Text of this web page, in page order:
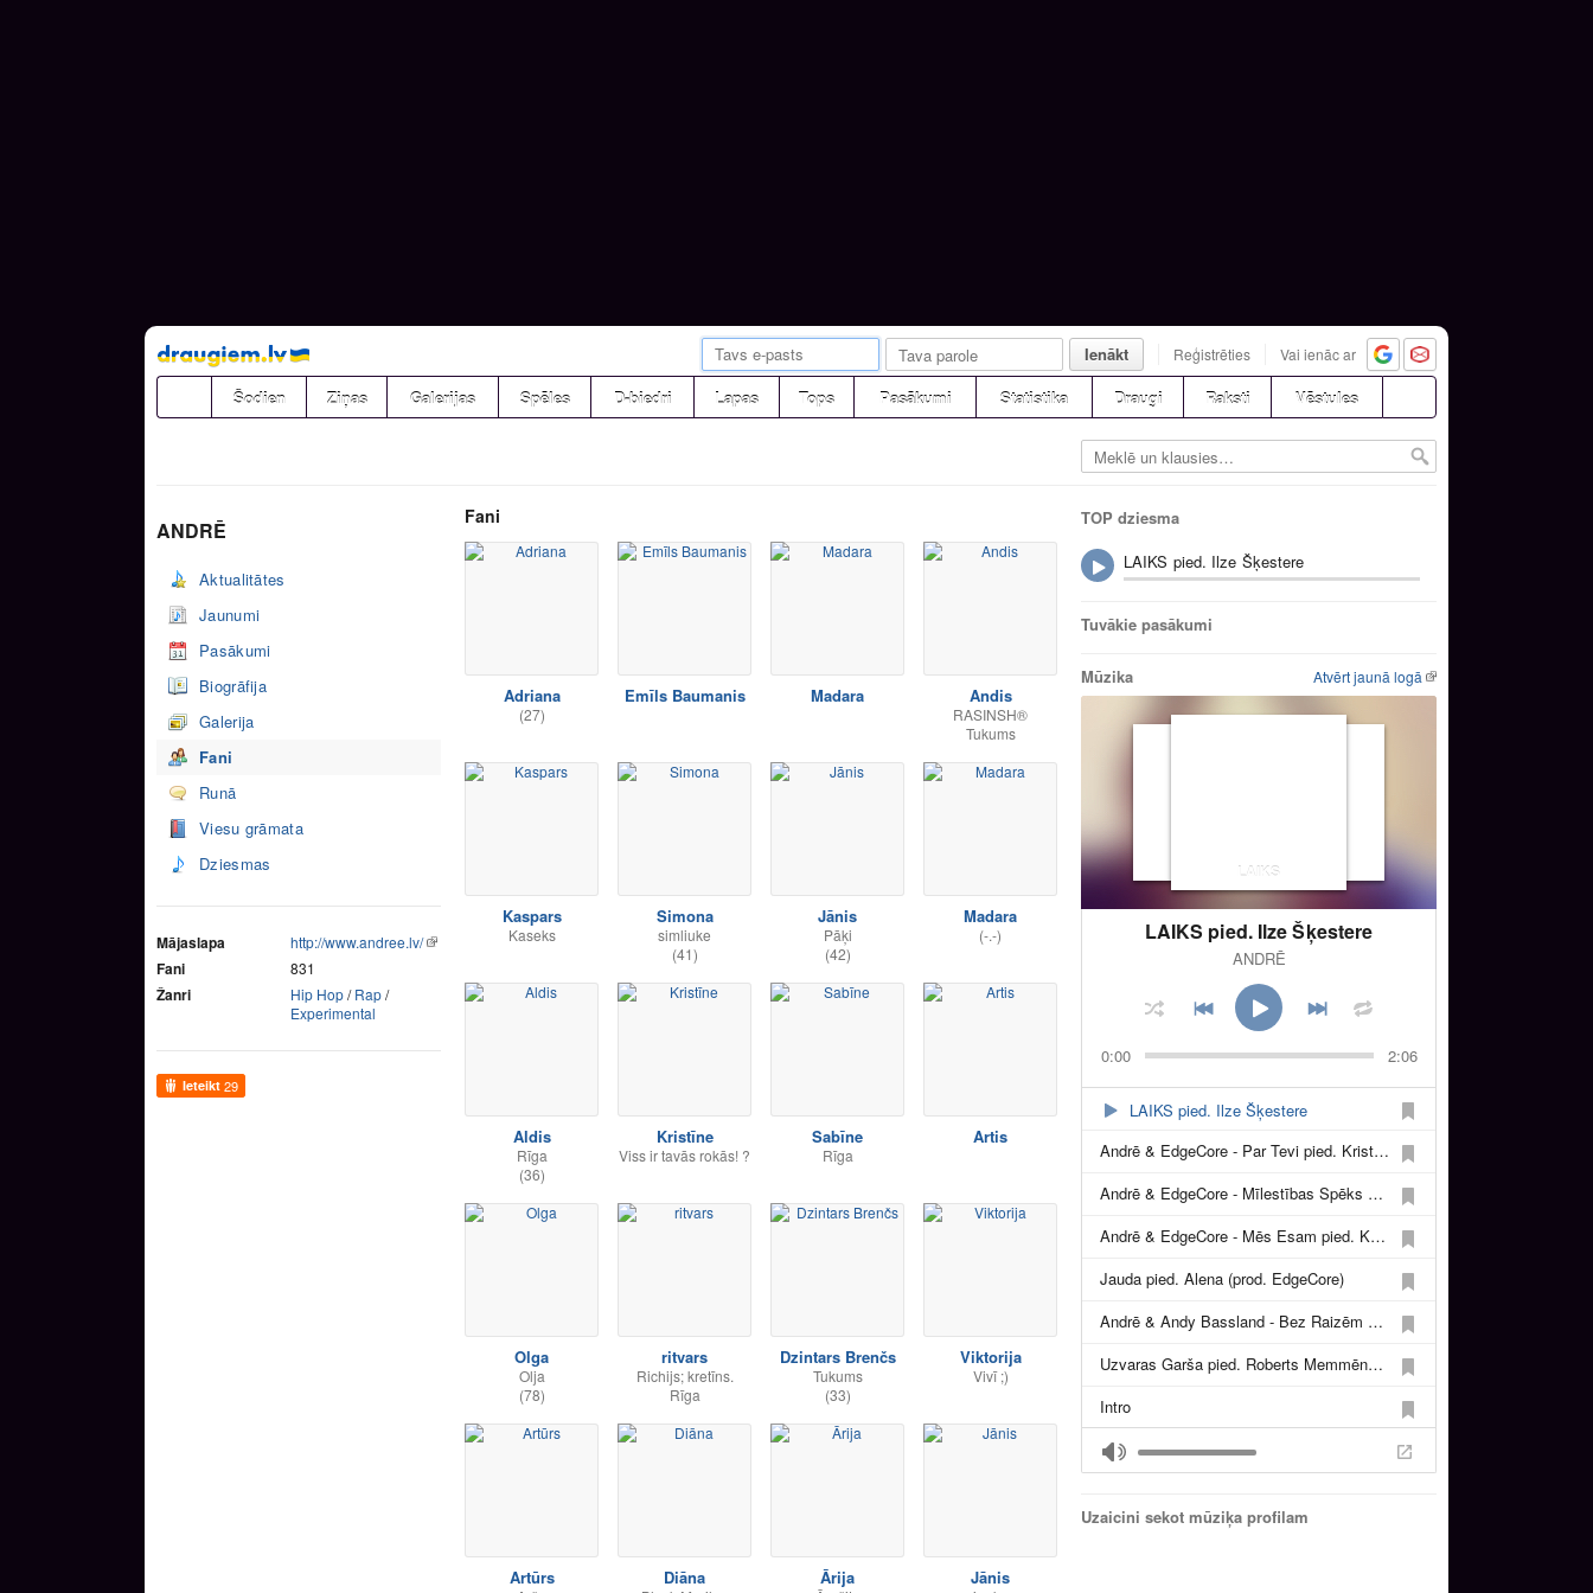
Pāriet
uz
saturu
Ienākt Reģistrēties Vai ienāc ar
Šodien Ziņas Galerijas Spēles D-biedri Lapas Tops Pasākumi Statistika Draugi Raksti Vēstules
ANDRĒ
Aktualitātes
Jaunumi
Pasākumi
Biogrāfija
Galerija
Fani
Runā
Viesu grāmata
Dziesmas
Mājaslapa http://www.andree.lv/
Fani 831
Žanri Hip Hop/Rap/
Experimental
Ieteikt 29
Fani
Adriana
(27)
Emīls Baumanis Madara Andis
RASINSH®
Tukums
Kaspars
Kaseks
Simona
simliuke
(41)
Jānis
Pāķi
(42)
Madara
(-.-)
Aldis
Rīga
(36)
Kristīne
Viss ir tavās rokās! ?
Sabīne
Rīga
Artis
Olga
Olja
(78)
ritvars
Richijs; kretīns.
Rīga
Dzintars Brenčs
Tukums
(33)
Viktorija
Vivī ;)
Artūrs Diāna Ārija Jānis
TOP dziesma
LAIKS pied. Ilze Šķestere
Tuvākie pasākumi
Atvērt jaunā logā
Mūzika
LAIKS
LAIKS pied. Ilze Šķestere
ANDRĒ
0:00 2:06
LAIKS pied. Ilze Šķestere
Andrē & EdgeCore - Par Tevi pied. Kristina Korvin
Andrē & EdgeCore - Mīlestības Spēks pied. Roberts Memmēns & Kristers
Andrē & EdgeCore - Mēs Esam pied. Kristīne Šomase
Jauda pied. Alena (prod. EdgeCore)
Andrē & Andy Bassland - Bez Raizēm pied. Iveta Baumane & Marizo
Uzvaras Garša pied. Roberts Memmēns (prod. EdgeCore)
Intro
Valstī
Uzaicini sekot mūziķa profilam